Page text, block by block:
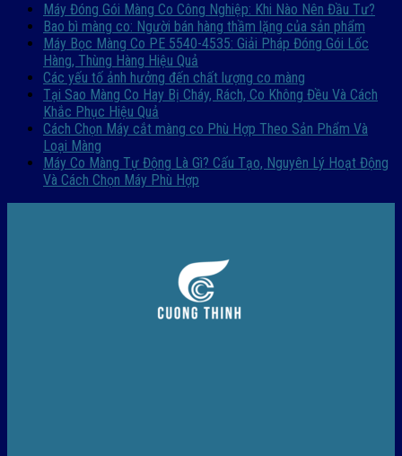
Máy Đóng Gói Màng Co Công Nghiệp: Khi Nào Nên Đầu Tư?
Bao bì màng co: Người bán hàng thầm lặng của sản phẩm
Máy Bọc Màng Co PE 5540-4535: Giải Pháp Đóng Gói Lốc
Hàng, Thùng Hàng Hiệu Quả
Các yếu tố ảnh hưởng đến chất lượng co màng
Tại Sao Màng Co Hay Bị Cháy, Rách, Co Không Đều Và Cách
Khắc Phục Hiệu Quả
Cách Chọn Máy cắt màng co Phù Hợp Theo Sản Phẩm Và
Loại Màng
Máy Co Màng Tự Động Là Gì? Cấu Tạo, Nguyên Lý Hoạt Động
Và Cách Chọn Máy Phù Hợp